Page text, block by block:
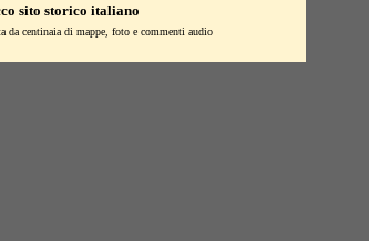
sito storico italiano
da centinaia di mappe, foto e commenti audio